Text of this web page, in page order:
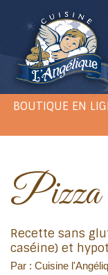
BOUTIQUE EN
Recette sans gluten, sans produits laitiers (sans
caséine) et
Par : Cuisine